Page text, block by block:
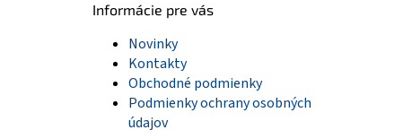
Informácie pre vás
Novinky
Kontakty
Obchodné podmienky
Podmienky ochrany osobných
údajov